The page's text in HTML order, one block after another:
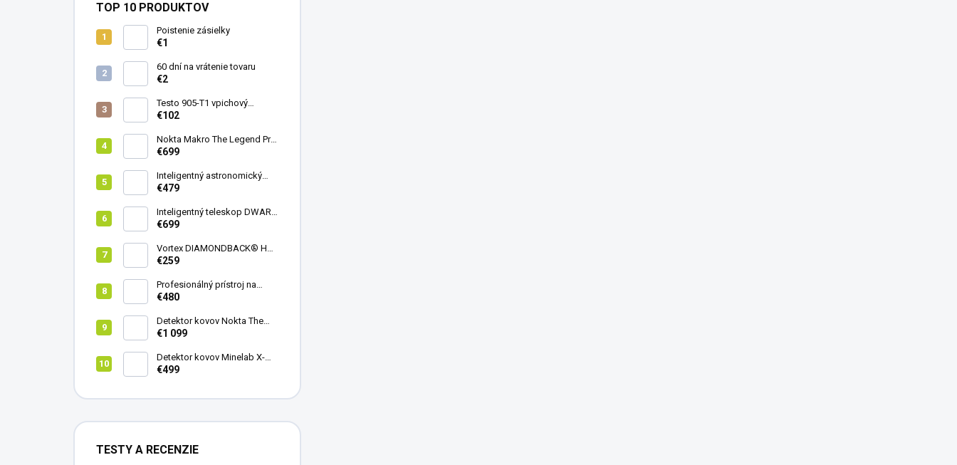
TOP 10 PRODUKTOV
Poistenie zásielky
€1
60 dní na vrátenie tovaru
€2
Testo 905-T1 vpichový
teplomer
€102
Nokta Makro The Legend Pro
Pack - model 2024
€699
Inteligentný astronomický
teleskop DwarfLab Dwarf
€479
Inteligentný teleskop DWARF
III + originálny statív DWARF 3
€699
Vortex DIAMONDBACK® HD
8X42
€259
Profesionálný prístroj na
vedenie vŕtania Laserliner
€480
Detektor kovov Nokta The
Legend 2
€1 099
Detektor kovov Minelab X-
Terra ELITE pinpoiter set
€499
TESTY A RECENZIE